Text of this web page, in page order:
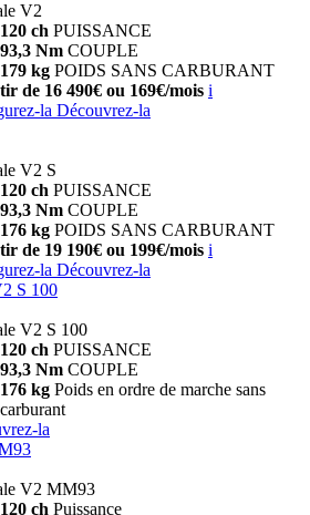
V2
120 ch PUISSANCE
93,3 Nm COUPLE
179 kg POIDS SANS CARBURANT
de 16 490€ ou 169€/mois i
la Découvrez-la
V2 S
120 ch PUISSANCE
93,3 Nm COUPLE
176 kg POIDS SANS CARBURANT
de 19 190€ ou 199€/mois i
la Découvrez-la
S 100
V2 S 100
120 ch PUISSANCE
93,3 Nm COUPLE
176 kg Poids en ordre de marche sans
carburant
la
V2 MM93
120 ch Puissance